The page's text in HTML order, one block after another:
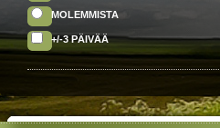
MOLEMMISTA
+/-3 PÄIVÄÄ